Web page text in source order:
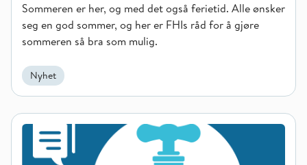
Sommeren er her, og med det også ferietid. Alle ønsker
seg en god sommer, og her er FHIs råd for å gjøre
sommeren så bra som mulig.
Nyhet
Forhøyede nivåer av aluminium i drikkevann i Høyanger kan